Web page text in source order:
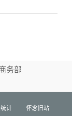
务部
计
怀念旧站